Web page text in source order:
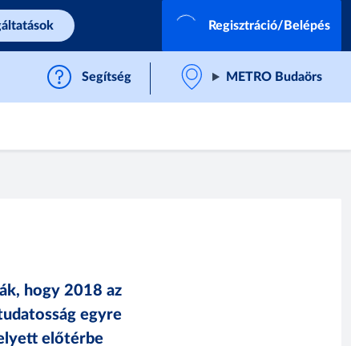
Regisztráció/Belépés
Segítség METRO Budaörs
hogy 2018 az
egyre
előtérbe